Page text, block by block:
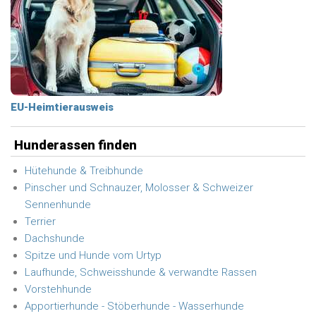
EU-Heimtierausweis
Hunderassen finden
Hütehunde & Treibhunde
Pinscher und Schnauzer, Molosser & Schweizer
Sennenhunde
Terrier
Dachshunde
Spitze und Hunde vom Urtyp
Laufhunde, Schweisshunde & verwandte Rassen
Vorstehhunde
Apportierhunde - Stöberhunde - Wasserhunde